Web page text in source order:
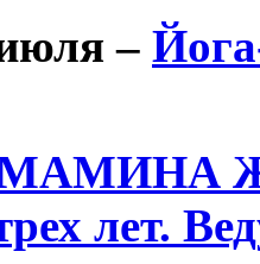
–
лет.